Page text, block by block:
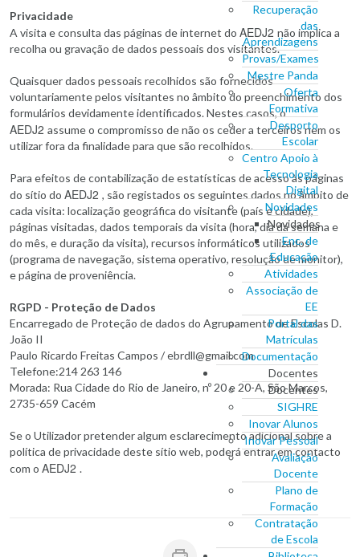
Recuperação
das
Aprendizagens
Provas/Exames
Mestre Panda
Oferta
Formativa
Desporto
Escolar
Centro Apoio à
Tecnologia
Digital
Novidades
Novidades
Enc. de
Educação
Atividades
Associação de
EE
Portal das
Matrículas
Documentação
Docentes
Docentes
SIGHRE
Inovar Alunos
Inovar Pessoal
Avaliação
Docente
Plano de
Formação
Contratação
de Escola
Privacidade
A visita e consulta das páginas de internet do AEDJ2 não implica a
recolha ou gravação de dados pessoais dos visitantes.
Quaisquer dados pessoais recolhidos são fornecidos
voluntariamente pelos visitantes no âmbito do preenchimento dos
formulários devidamente identificados. Nestes casos, o
AEDJ2 assume o compromisso de não os ceder a terceiros nem os
utilizar fora da finalidade para que são recolhidos.
Para efeitos de contabilização de estatísticas de acesso às páginas
do sítio do AEDJ2 , são registados os seguintes dados no âmbito de
cada visita: localização geográfica do visitante (país e cidade),
páginas visitadas, dados temporais da visita (hora, dia da semana e
do mês, e duração da visita), recursos informáticos utilizados
(programa de navegação, sistema operativo, resolução de monitor),
e página de proveniência.
RGPD - Proteção de Dados
Encarregado de Proteção de dados do Agrupamento de Escolas D.
João II
Paulo Ricardo Freitas Campos / ebrdll@gmail.com
Telefone:214 263 146
Morada: Rua Cidade do Rio de Janeiro, nº 20 e 20-A, São Marcos,
2735-659 Cacém
Se o Utilizador pretender algum esclarecimento adicional sobre a
política de privacidade deste sítio web, poderá entrar em contacto
com o AEDJ2 .